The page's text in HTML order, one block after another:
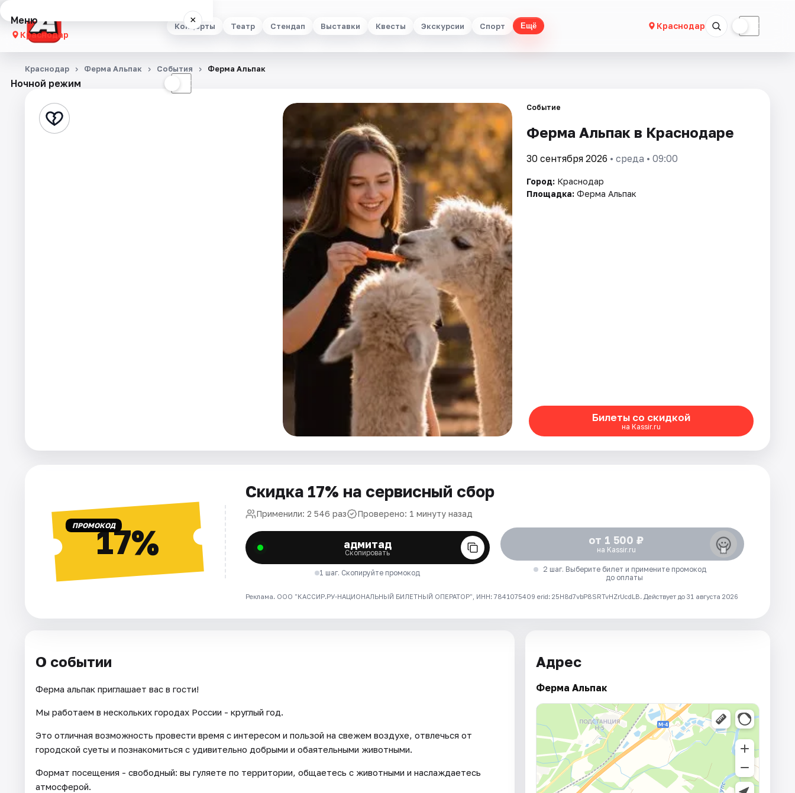
Концерты Театр Стендап Выставки Квесты Экскурсии Спорт Ещё Краснодар ☾
Меню ×
Краснодар
Концерты
Стендап
Ночной режим ☾
Краснодар Ферма Альпак События Ферма Альпак
Событие
Ферма Альпак в Краснодаре
30 сентября 2026 • среда • 09:00
Город: Краснодар
Площадка: Ферма Альпак
Билеты со скидкой
на Kassir.ru
ПРОМОКОД17%
Скидка 17% на сервисный сбор
Применили: 2 546 раз Проверено: 1 минуту назад
адмитад
Скопировать
1 шаг. Скопируйте промокод
от 1 500 ₽
на Kassir.ru
2 шаг. Выберите билет и примените промокод
до оплаты
Реклама. ООО "КАССИР.РУ-НАЦИОНАЛЬНЫЙ БИЛЕТНЫЙ ОПЕРАТОР", ИНН: 7841075409 erid: 25H8d7vbP8SRTvHZrUcdLB. Действует до 31 августа 2026
О событии
Ферма альпак приглашает вас в гости!
Мы работаем в нескольких городах России - круглый год.
Это отличная возможность провести время с интересом и пользой на свежем воздухе, отвлечься от
городской суеты и познакомиться с удивительно добрыми и обаятельными животными.
Формат посещения - свободный: вы гуляете по территории, общаетесь с животными и наслаждаетесь
атмосферой.
Адрес
Ферма Альпак